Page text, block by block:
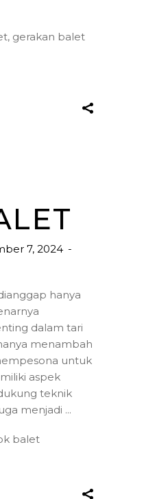
, gerakan balet
7, 2024
hanya
dalam tari
menambah
untuk
aspek
teknik
menjadi
balet